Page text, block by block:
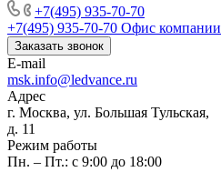
+7(495) 935-70-70
+7(495) 935-70-70 Офис компании
Заказать звонок
E-mail
msk.info@ledvance.ru
Адрес
г. Москва, ул. Большая Тульская,
д. 11
Режим работы
Пн. – Пт.: с 9:00 до 18:00